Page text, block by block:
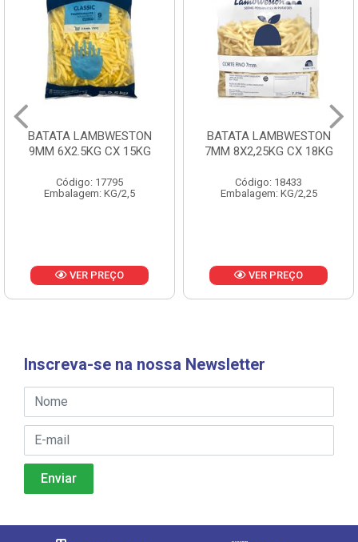
BATATA LAMBWESTON
9MM 6X2.5KG CX 15KG
Código: 17795
Embalagem: KG/2,5
VER PREÇO
BATATA LAMBWESTON
7MM 8X2,25KG CX 18KG
Código: 18433
Embalagem: KG/2,25
VER PREÇO
Inscreva-se na nossa Newsletter